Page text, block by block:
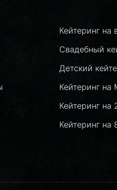
Кейтеринг на
Свадебный
Детский
Кейтеринг на
Кейтеринг на
Кейтеринг на